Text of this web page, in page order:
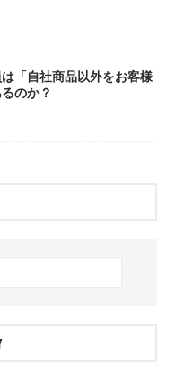
「自社商品以外をお客様
のか？